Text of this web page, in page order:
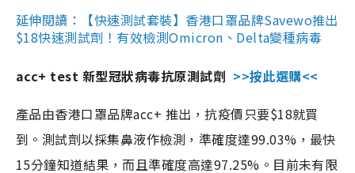
延伸閱讀：【快速測試套裝】香港口罩品牌Savewo推出
$18快速測試劑！有效檢測Omicron、Delta變種病毒
acc+ test 新型冠狀病毒抗原測試劑 >>按此選購<<
產品由香港口罩品牌acc+ 推出，抗疫價只要$18就買
到。測試劑以採集鼻液作檢測，準確度達99.03%，最快
15分鐘知道結果，而且準確度高達97.25%。目前未有限